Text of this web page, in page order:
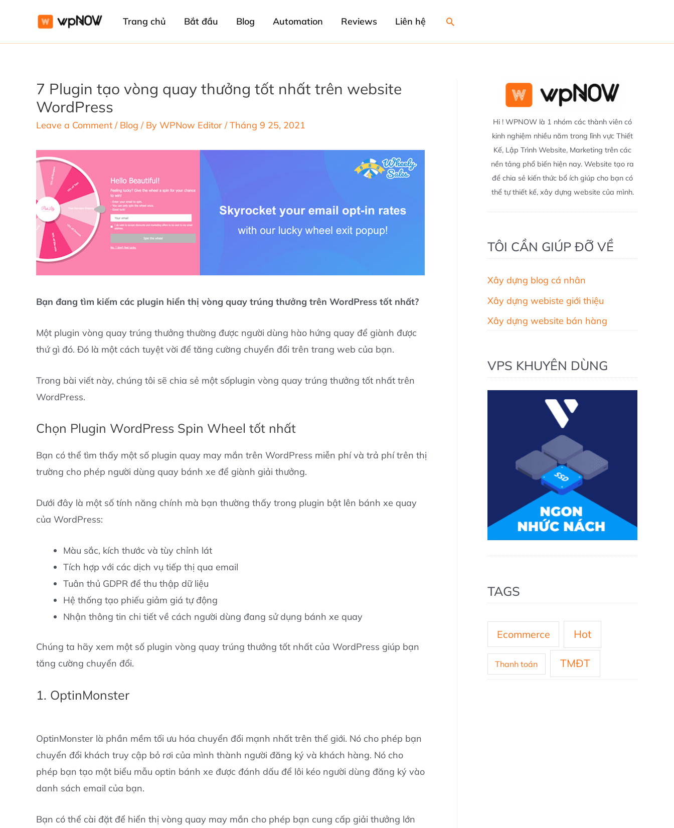
Trang chủ Bắt đầu Blog Automation Reviews Liên hệ Search
7 Plugin tạo vòng quay thưởng tốt nhất trên website
WordPress
Leave a Comment / Blog / By WPNow Editor /Tháng 9 25, 2021
Bạn đang tìm kiếm các plugin hiển thị vòng quay trúng thưởng trên WordPress tốt nhất?
Một plugin vòng quay trúng thưởng thường được người dùng hào hứng quay để giành được
thứ gì đó. Đó là một cách tuyệt vời để tăng cường chuyển đổi trên trang web của bạn.
Trong bài viết này, chúng tôi sẽ chia sẻ một sốplugin vòng quay trúng thưởng tốt nhất trên
WordPress.
Chọn Plugin WordPress Spin Wheel tốt nhất
Bạn có thể tìm thấy một số plugin quay may mắn trên WordPress miễn phí và trả phí trên thị
trường cho phép người dùng quay bánh xe để giành giải thưởng.
Dưới đây là một số tính năng chính mà bạn thường thấy trong plugin bật lên bánh xe quay
của WordPress:
Màu sắc, kích thước và tùy chỉnh lát
Tích hợp với các dịch vụ tiếp thị qua email
Tuân thủ GDPR để thu thập dữ liệu
Hệ thống tạo phiếu giảm giá tự động
Nhận thông tin chi tiết về cách người dùng đang sử dụng bánh xe quay
Chúng ta hãy xem một số plugin vòng quay trúng thưởng tốt nhất của WordPress giúp bạn
tăng cường chuyển đổi.
1. OptinMonster
OptinMonster là phần mềm tối ưu hóa chuyển đổi mạnh nhất trên thế giới. Nó cho phép bạn
chuyển đổi khách truy cập bỏ rơi của mình thành người đăng ký và khách hàng. Nó cho
phép bạn tạo một biểu mẫu optin bánh xe được đánh dấu để lôi kéo người dùng đăng ký vào
danh sách email của bạn.
Bạn có thể cài đặt để hiển thị vòng quay may mắn cho phép bạn cung cấp giải thưởng lớn
Hi ! WPNOW là 1 nhóm các thành viên có
kinh nghiệm nhiều năm trong lĩnh vực Thiết
Kế, Lập Trình Website, Marketing trên các
nền tảng phổ biến hiện nay. Website tạo ra
để chia sẻ kiến thức bổ ích giúp cho bạn có
thể tự thiết kế, xây dựng website của mình.
TÔI CẦN GIÚP ĐỠ VỀ
Xây dựng blog cá nhân
Xây dựng webiste giới thiệu
Xây dựng website bán hàng
VPS KHUYÊN DÙNG
TAGS
Ecommerce Hot
Thanh toán TMĐT